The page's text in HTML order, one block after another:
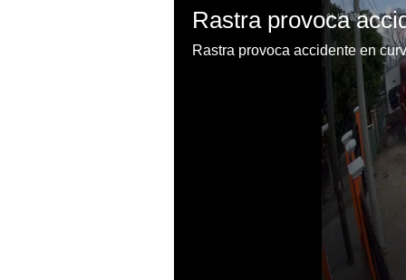
Rastra provoca accidente en